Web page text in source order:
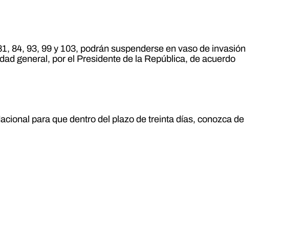
84, 93, 99 y 103, podrán suspenderse en vaso de invasión
general, por el Presidente de la República, de acuerdo
para que dentro del plazo de treinta días, conozca de